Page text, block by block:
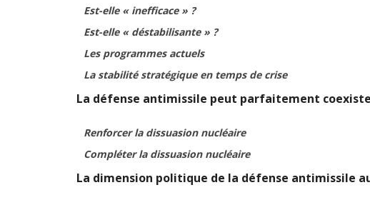
Est-elle « inefficace » ?
Est-elle « déstabilisante » ?
Les programmes actuels
La stabilité stratégique en temps de crise
La défense antimissile peut parfaitement
Renforcer la dissuasion nucléaire
Compléter la dissuasion nucléaire
La dimension politique de la défense antimissile